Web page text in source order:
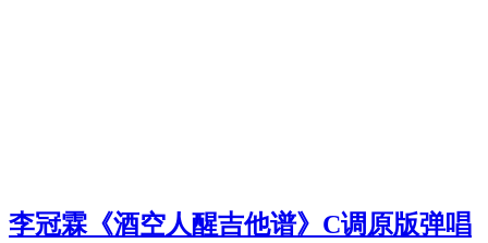
李冠霖《酒空人醒吉他谱》C调原版弹唱